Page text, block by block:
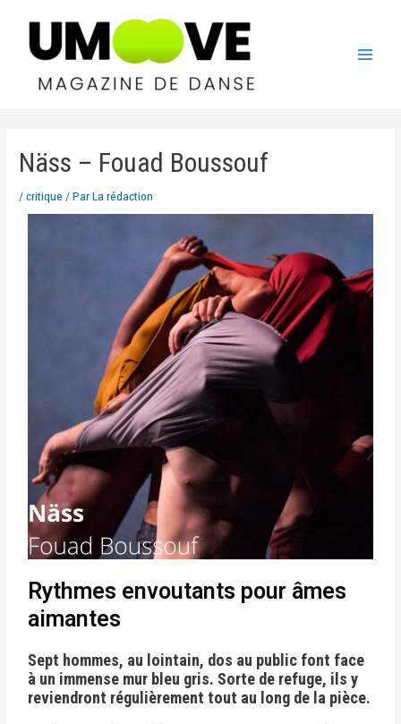
Näss – Fouad Boussouf
/critique / ParLa rédaction
Rythmes envoutants pour âmes
aimantes
Sept hommes, au lointain, dos au public font face
à un immense mur bleu gris. Sorte de refuge, ils y
reviendront régulièrement tout au long de la pièce.